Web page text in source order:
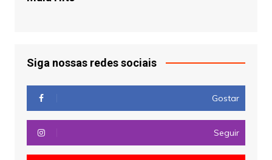
Siga nossas redes sociais
Gostar
Seguir